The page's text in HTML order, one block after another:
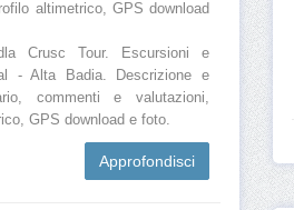
altimetrico, GPS download
Crusc Tour. Escursioni e
- Alta Badia. Descrizione e
commenti e valutazioni,
GPS download e foto.
Approfondisci